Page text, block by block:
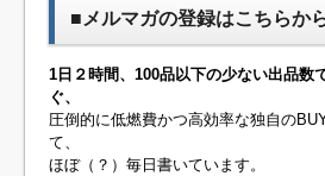
■メルマガの登録はこちらか
1日２時間、100品以下の少ない出品数
ぐ、
圧倒的に低燃費かつ高効率な独自の
て、
ほぼ（？）毎日書いています。